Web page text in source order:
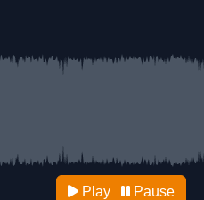
Play Pause